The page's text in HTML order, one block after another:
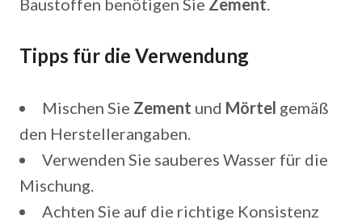
Baustoffen benötigen Sie Zement.
Tipps für die Verwendung
Mischen Sie Zement und Mörtel gemäß
den Herstellerangaben.
Verwenden Sie sauberes Wasser für die
Mischung.
Achten Sie auf die richtige Konsistenz